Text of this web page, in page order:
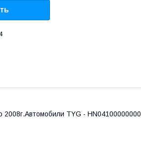
TYG - HN04100000000